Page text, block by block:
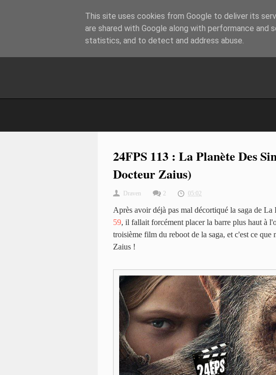
24FPS 113 : La Planète Des
Docteur Zaius)
Draven 2 05:02
Après avoir déjà pas mal décortiqué la saga de La
59, il fallait forcément placer la barre plus haut à
troisième film du reboot de la saga, et c'est ce
Zaius !
This site uses cookies from Google to deliver its
are shared with Google along with performance
statistics, and to detect and address abuse.